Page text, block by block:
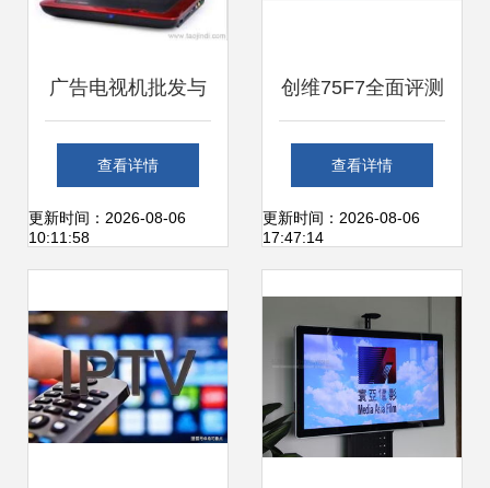
广告电视机批发与
供应 打造高效视觉
营销的黄金密钥
查看详情
更新时间：2026-08-06
10:11:58
创维75F7全面评测
价格、参数与市场
对比分析
查看详情
更新时间：2026-08-06
17:47:14